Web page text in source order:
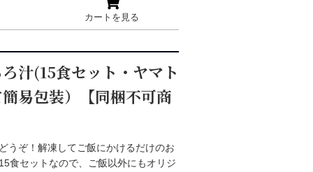
カートを見る
汁(15食セット・ヤマト
易包装）【同梱不可商
うぞ！解凍してご飯にかけるだけのお
食セットなので、ご飯以外にもオリジ